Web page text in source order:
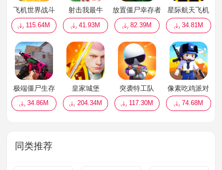
飞机世界战斗
115.64M
射击我最牛
41.93M
放置僵尸幸存者
82.39M
星际航天飞机
34.81M
极端僵尸生存
34.86M
皇家城堡
204.34M
突袭特工队
117.30M
像素吃鸡派对
74.68M
同类推荐